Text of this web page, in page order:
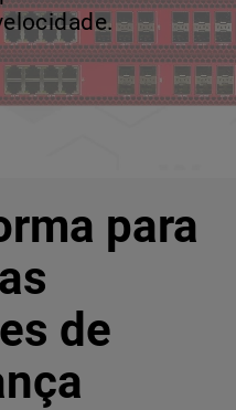
riscos ocultos de
EDR
para
de